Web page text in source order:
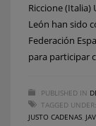
Riccione
León han sido
Federación
para participar
PUBLISHED IN
TAGGED UNDER:
JUSTO CADENAS